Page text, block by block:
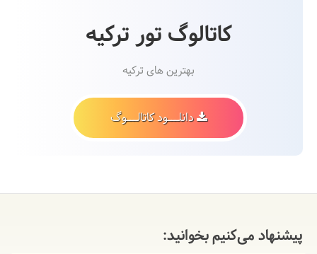
کاتالوگ تور ترکیه
بهترین های ترکیه
دانلـــود کاتالـــوگ
پیشنهاد می‌کنیم بخوانید: